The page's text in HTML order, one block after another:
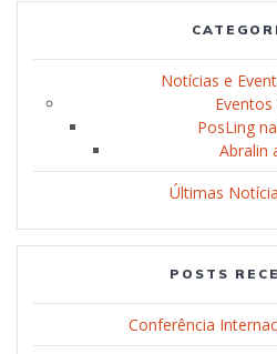
Notícias e
Eventos
PosLing
Abralin
Últimas
POSTS
Conferência